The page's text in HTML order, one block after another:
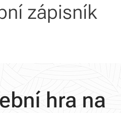
zápisník
hra na